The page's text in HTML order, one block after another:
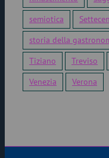
semiotica
storia della
Tiziano
Treviso
Venezia
Verona